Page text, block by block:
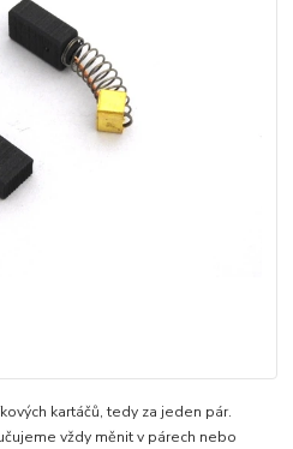
kartáčů, tedy za jeden pár.
vždy měnit v párech nebo